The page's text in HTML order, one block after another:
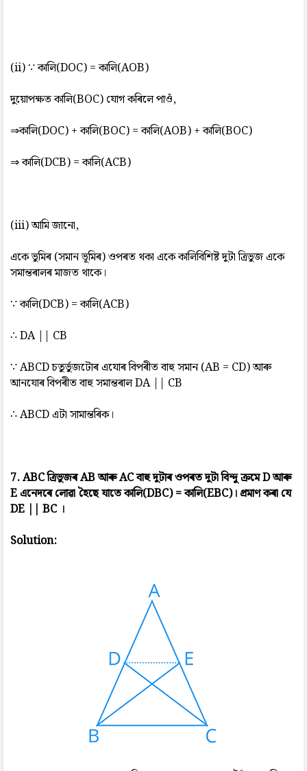
(ii) ∵ কালি(DOC) = কালি(AOB)
দুয়োপক্ষত কালি(BOC) যোগ কৰিলে পাওঁ,
⇒কালি(DOC) + কালি(BOC) = কালি(AOB) + কালি(BOC)
⇒ কালি(DCB) = কালি(ACB)
(iii) আমি জানো,
একে ভুমিৰ (সমান ভূমিৰ) ওপৰত থকা একে কালিবিশিষ্ট দুটা ত্ৰিভুজ একে
সমান্তৰালৰ মাজত থাকে।
∵ কালি(DCB) = কালি(ACB)
∴ DA || CB
∵ ABCD চতুৰ্ভুজটোৰ এযোৰ বিপৰীত বাহু সমান (AB = CD) আৰু
আনযোৰ বিপৰীত বাহু সমান্তৰাল DA || CB
∴ ABCD এটা সামান্তৰিক।
7. ABC ত্ৰিভুজৰ AB আৰু AC বাহু দুটাৰ ওপৰত দুটা বিন্দু ক্ৰমে D আৰু
E এনেদৰে লোৱা হৈছে যাতে কালি(DBC) = কালি(EBC)। প্ৰমাণ কৰা যে
DE || BC ।
Solution: